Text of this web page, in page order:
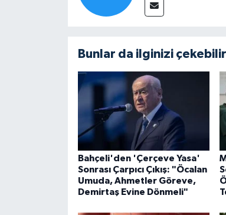
Bunlar da ilginizi çekebilir
Bahçeli'den 'Çerçeve Yasa'
Sonrası Çarpıcı Çıkış: "Öcalan
Umuda, Ahmetler Göreve,
Demirtaş Evine Dönmeli"